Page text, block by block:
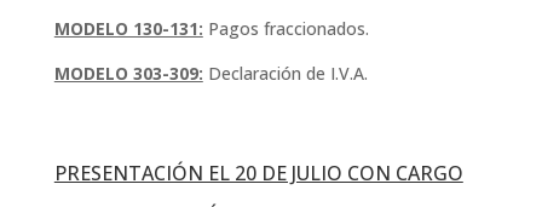
MODELO 130-131: Pagos fraccionados.
MODELO 303-309: Declaración de I.V.A.
PRESENTACIÓN EL 20 DE JULIO CON CARGO